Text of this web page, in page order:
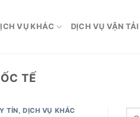
VỤ KHÁC DỊCH VỤ VẬN TẢI
TẾ
TÍN,DỊCH VỤ KHÁC